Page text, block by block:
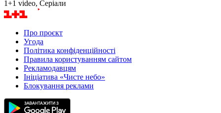
1+1 video, Серіали
Про проєкт
Угода
Політика конфіденційності
Правила користуванням сайтом
Рекламодавцям
Ініціатива «Чисте небо»
Блокування реклами